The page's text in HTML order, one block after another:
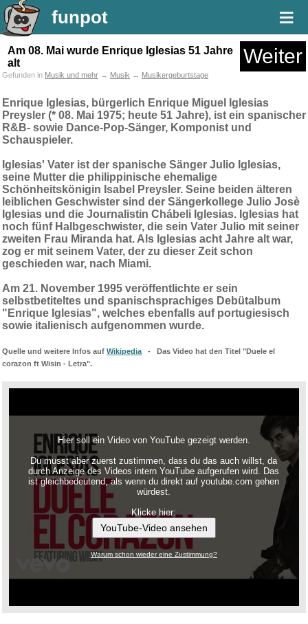
funpot ≡
Am 08. Mai wurde Enrique Iglesias 51 Jahre
alt
Weiter
Gefunden in Musik und mehr → Musik → Musikergeburtstage
Enrique Iglesias, bürgerlich Enrique Miguel Iglesias
Preysler (* 08. Mai 1975; heute 51 Jahre), ist ein spanischer
R&B- sowie Dance-Pop-Sänger, Komponist und
Schauspieler.
Iglesias' Vater ist der spanische Sänger Julio Iglesias,
seine Mutter die philippinische ehemalige
Schönheitskönigin Isabel Preysler. Seine beiden älteren
leiblichen Geschwister sind der Sängerkollege Julio Josè
Iglesias und die Journalistin Chábeli Iglesias. Iglesias hat
noch fünf Halbgeschwister, die sein Vater Julio mit seiner
zweiten Frau Miranda hat. Als Iglesias acht Jahre alt war,
zog er mit seinem Vater, der zu dieser Zeit schon
geschieden war, nach Miami.
Am 21. November 1995 veröffentlichte er sein
selbstbetiteltes und spanischsprachiges Debütalbum
"Enrique Iglesias", welches ebenfalls auf portugiesisch
sowie italienisch aufgenommen wurde.
Quelle und weitere Infos auf Wikipedia - Das Video hat den Titel "Duele el
corazon ft Wisin - Letra".
Hier soll ein Video von YouTube gezeigt werden.
Du musst aber zuerst zustimmen, dass du das auch willst, da
durch Anzeige des Videos intern YouTube aufgerufen wird. Das
ist gleichbedeutend, als wenn du direkt auf youtube.com gehen
würdest.
Klicke hier:
YouTube-Video ansehen
Warum schon wieder eine Zustimmung?